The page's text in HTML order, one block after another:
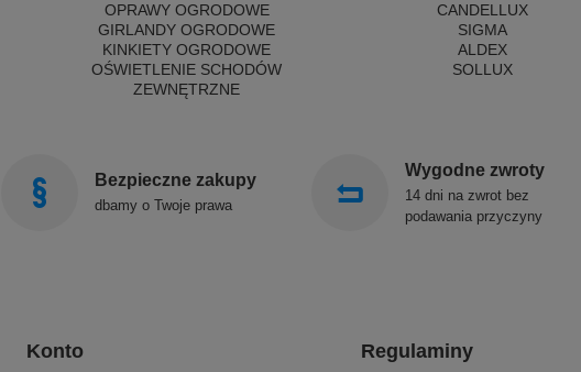
OPRAWY OGRODOWE
GIRLANDY OGRODOWE
KINKIETY OGRODOWE
OŚWIETLENIE SCHODÓW
ZEWNĘTRZNE
CANDELLUX
SIGMA
ALDEX
SOLLUX
Bezpieczne zakupy
dbamy o Twoje prawa
Wygodne zwroty
14 dni na zwrot bez
podawania przyczyny
Konto Regulaminy